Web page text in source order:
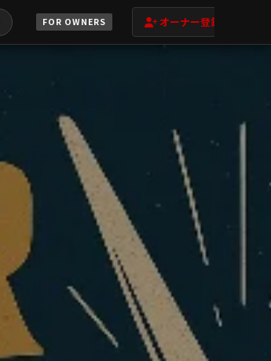
FOR OWNERS オーナー登録